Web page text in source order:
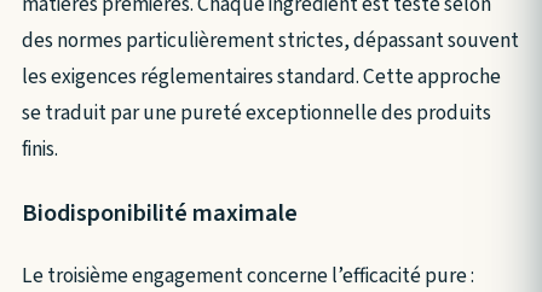
des normes particulièrement strictes, dépassant souvent
les exigences réglementaires standard. Cette approche
se traduit par une pureté exceptionnelle des produits
finis.
Biodisponibilité maximale
Le troisième engagement concerne l’efficacité pure :